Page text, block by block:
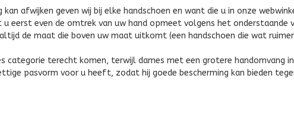
afwijken geven wij bij elke handschoen en want die u in onze
eerst even de omtrek van uw hand opmeet volgens het onderstaande
de maat die boven uw maat uitkomt (een handschoen die wat
categorie terecht komen, terwijl dames met een grotere handomvang
pasvorm voor u heeft, zodat hij goede bescherming kan bieden